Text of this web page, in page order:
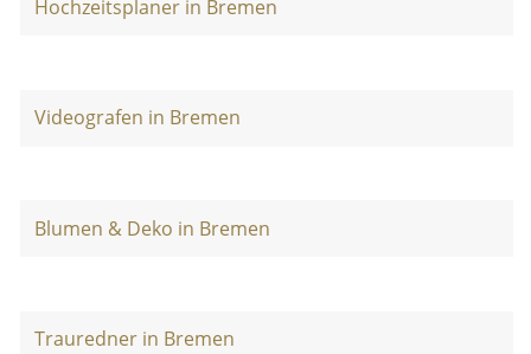
Hochzeitsplaner in Bremen
Videografen in Bremen
Blumen & Deko in Bremen
Trauredner in Bremen